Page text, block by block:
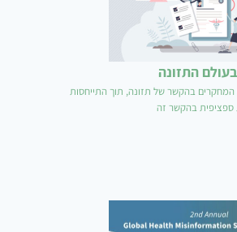
התזונה
המחקרים בהקשר של תזונה, תוך התייחסות
ספציפית בהקשר זה